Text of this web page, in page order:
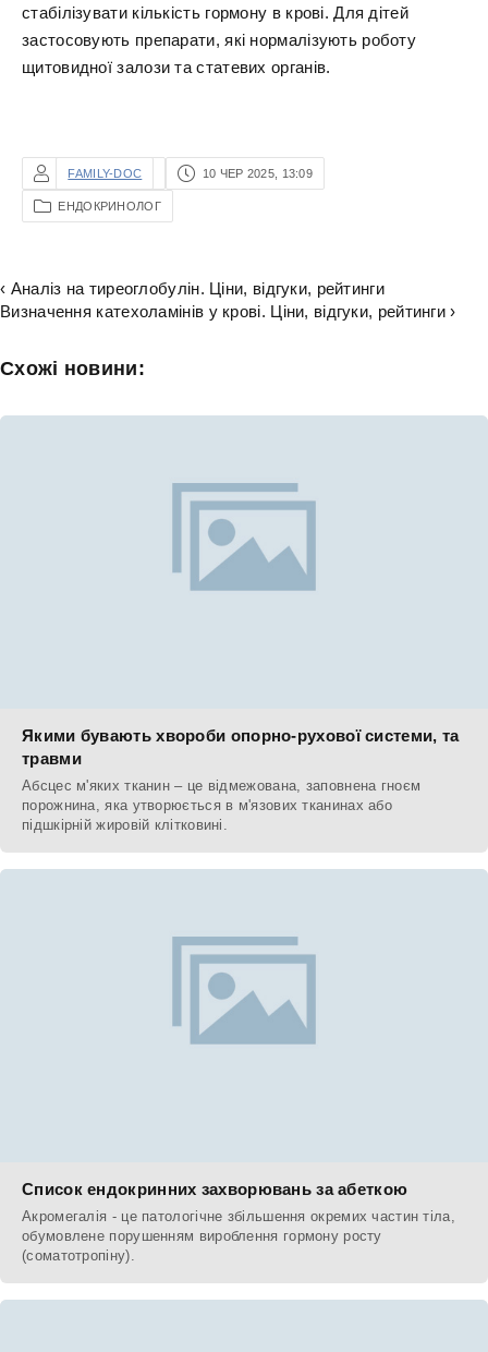
стабілізувати кількість гормону в крові. Для дітей
застосовують препарати, які нормалізують роботу
щитовидної залози та статевих органів.
FAMILY-DOC 10 ЧЕР 2025, 13:09
ЕНДОКРИНОЛОГ
‹ Аналіз на тиреоглобулін. Ціни, відгуки, рейтинги
Визначення катехоламінів у крові. Ціни, відгуки, рейтинги ›
Схожі новини:
Якими бувають хвороби опорно-рухової системи, та
травми
Абсцес м'яких тканин – це відмежована, заповнена гноєм
порожнина, яка утворюється в м'язових тканинах або
підшкірній жировій клітковині.
Список ендокринних захворювань за абеткою
Акромегалія - це патологічне збільшення окремих частин тіла,
обумовлене порушенням вироблення гормону росту
(соматотропіну).